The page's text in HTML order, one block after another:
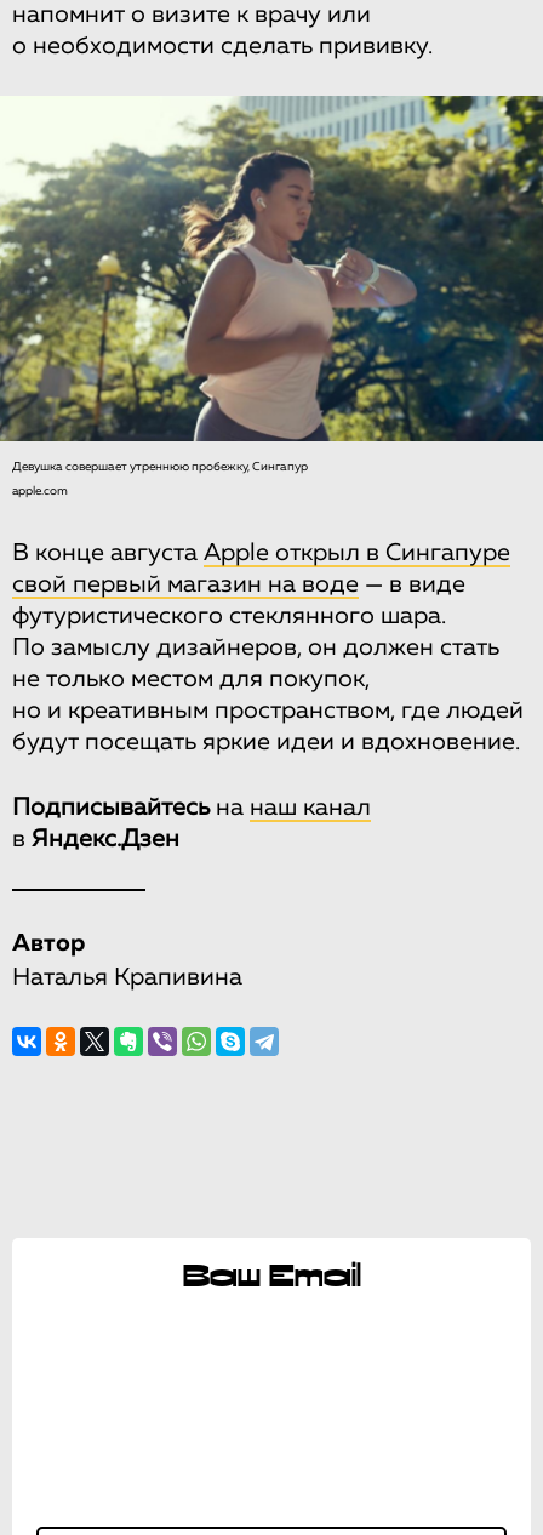
напомнит о визите к врачу или
о необходимости сделать прививку.
Девушка совершает утреннюю пробежку, Сингапур
apple.com
В конце августа Apple открыл в Сингапуре
свой первый магазин на воде — в виде
футуристического стеклянного шара.
По замыслу дизайнеров, он должен стать
не только местом для покупок,
но и креативным пространством, где людей
будут посещать яркие идеи и вдохновение.
Подписывайтесьна наш канал
в Яндекс.Дзен
Автор
Наталья Крапивина
Ваш Email